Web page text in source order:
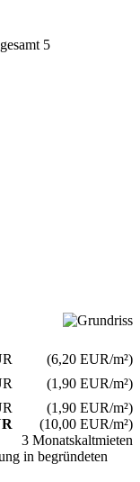
5
(6,20 EUR/m²)
(1,90 EUR/m²)
(1,90 EUR/m²)
(10,00 EUR/m²)
3 Monatskaltmieten
in begründeten